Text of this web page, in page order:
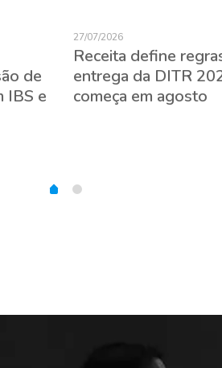
de
IBS e
27/07/2026
Receita define
entrega da DITR
começa em agosto